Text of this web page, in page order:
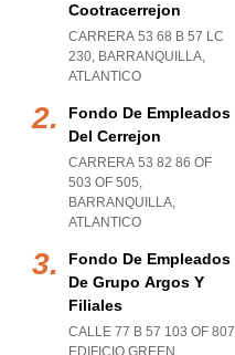
Cootracerrejon
CARRERA 53 68 B 57 LC
230, BARRANQUILLA,
ATLANTICO
Fondo De Empleados
Del Cerrejon
CARRERA 53 82 86 OF
503 OF 505,
BARRANQUILLA,
ATLANTICO
Fondo De Empleados
De Grupo Argos Y
Filiales
CALLE 77 B 57 103 OF 807
EDIFICIO GREEN ,